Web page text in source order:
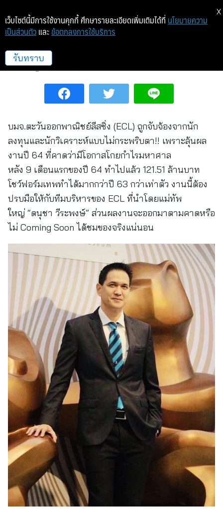
นักลงทุนลุ้นผลงาน ECL
เศรษฐกิจ/การเงิน
บมจ.ตะวันออกพาณิชย์ลีสซิ่ง (ECL) ถูกจับจ้องจากนัก
ลงทุนและนักวิเคราะห์แบบไม่กระพริบตา!! เพราะลุ้นผล
งานปี 64 ที่คาดว่ามีโอกาสโกยกำไรมหาศาล
หลัง 9 เดือนแรกของปี 64 ทำไปแล้ว 121.51 ล้านบาท
โชว์ฟอร์มเทพทำได้มากกว่าปี 63 กว่าเท่าตัว งานนี้ต้อง
ปรบมือให้กับทีมบริหารของ ECL ที่นำโดยแม่ทัพ
ใหญ่ “ดนุชา วีระพงษ์” ส่วนผลงานจะออกมาตามคาดหรือ
ไม่ Coming Soon ได้ชมของจริงแน่นอน
เว็บไซต์นี้มีการใช้งานคุกกี้ ศึกษารายละเอียดเพิ่มเติมได้ที่ นโยบายความ
เป็นส่วนตัว และ ข้อตกลงการใช้บริการ
รับทราบ
X